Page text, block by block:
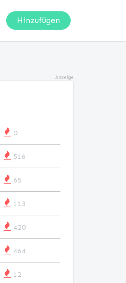
Hinzufügen
Anzeige
0
516
65
113
420
464
12